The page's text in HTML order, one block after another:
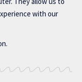
with our